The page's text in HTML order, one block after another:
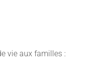
vie aux familles :